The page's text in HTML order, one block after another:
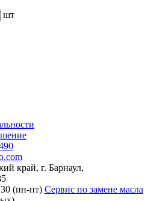
шт
край, г. Барнаул,
(пн-пт) Сервис по замене масла